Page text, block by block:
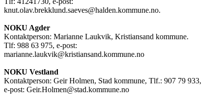
knut.olav.brekklund.saeves@halden.kommune.no.
NOKU Agder
Kontaktperson: Marianne Laukvik, Kristiansand kommune.
Tlf: 988 63 975, e-post:
marianne.laukvik@kristiansand.kommune.no
NOKU Vestland
Kontaktperson: Geir Holmen, Stad kommune, Tlf.: 907 79 933,
e-post: Geir.Holmen@stad.kommune.no